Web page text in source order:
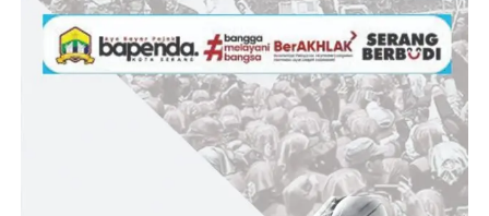
Aparat pemerintah Desa Tanjungjaya Kecamatan Panimbang